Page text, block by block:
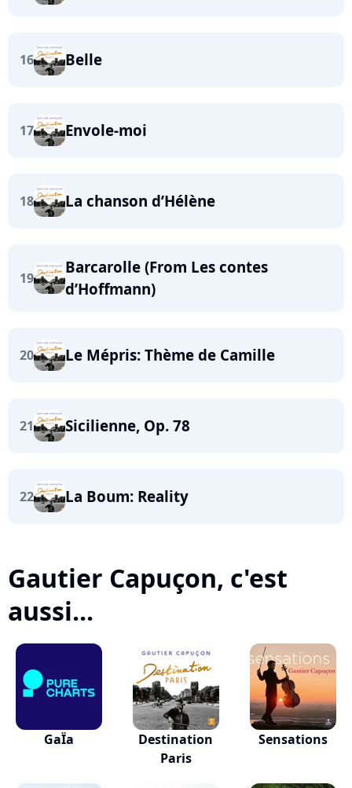
16 Belle
17 Envole-moi
18 La chanson d’Hélène
19
Barcarolle (From Les contes
d’Hoffmann)
20 Le Mépris: Thème de Camille
21 Sicilienne, Op. 78
22 La Boum: Reality
Gautier Capuçon, c'est
aussi...
GaÏa
Destination
Paris
Sensations